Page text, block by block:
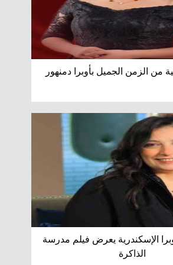
من الزمن الجميل بأوبرا دمنهور
الإسكندرية يعرض فيلم مدرسة
الذاكرة